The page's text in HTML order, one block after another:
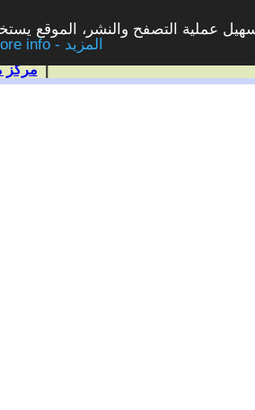
عملية التصفح والنشر، الموقع
More info - المزيد
مركز|